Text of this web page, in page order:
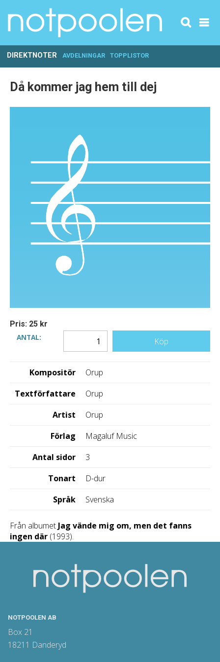
DIREKTNOTER AVDELNINGAR TOPPLISTOR
Då kommer jag hem till dej
Pris: 25 kr
ANTAL:
Köp
Kompositör
Orup
Textförfattare
Orup
Artist
Orup
Förlag
Magaluf Music
Antal sidor
3
Tonart
D-dur
Språk
Svenska
Från albumet Jag vände mig om, men det fanns
ingen där (1993).
NOTPOOLEN AB
Box 21
18211 Danderyd